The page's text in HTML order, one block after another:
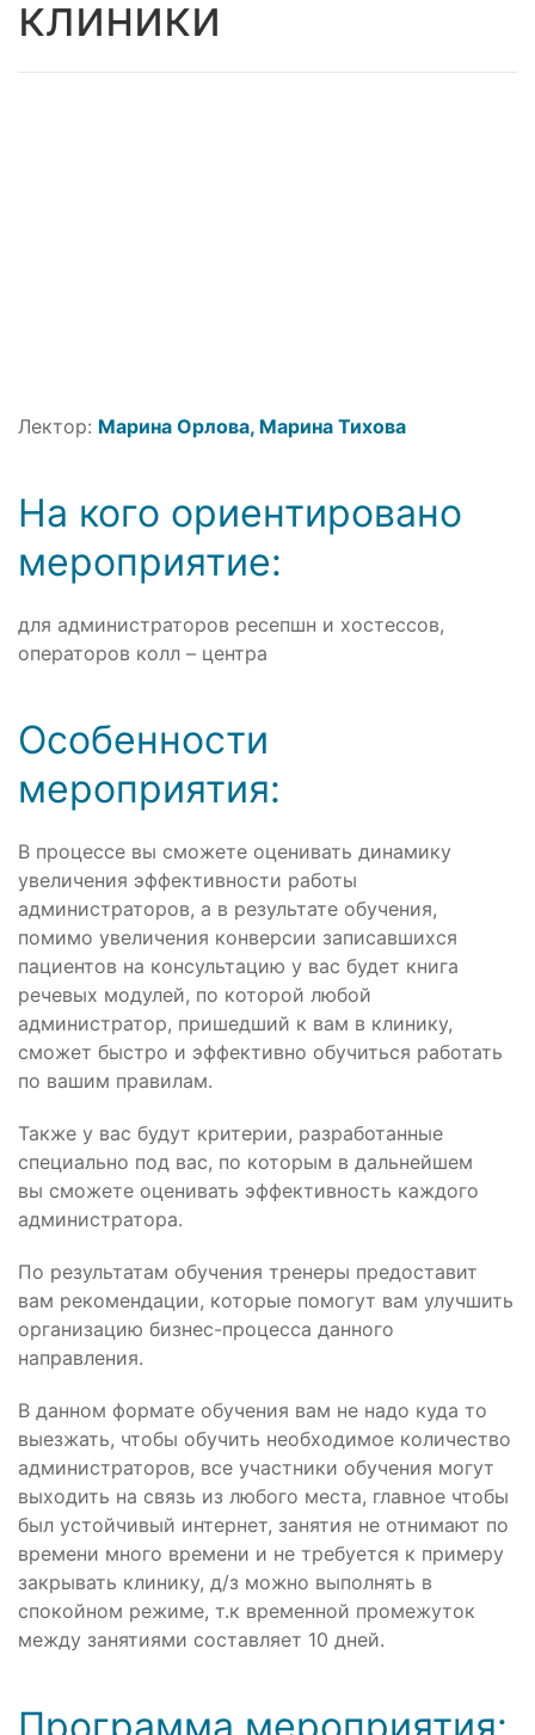
клиники
Лектор: Марина Орлова, Марина Тихова
На кого ориентировано
мероприятие:
для администраторов ресепшн и хостессов,
операторов колл – центра
Особенности
мероприятия:
В процессе вы сможете оценивать динамику
увеличения эффективности работы
администраторов, а в результате обучения,
помимо увеличения конверсии записавшихся
пациентов на консультацию у вас будет книга
речевых модулей, по которой любой
администратор, пришедший к вам в клинику,
сможет быстро и эффективно обучиться работать
по вашим правилам.
Также у вас будут критерии, разработанные
специально под вас, по которым в дальнейшем
вы сможете оценивать эффективность каждого
администратора.
По результатам обучения тренеры предоставит
вам рекомендации, которые помогут вам улучшить
организацию бизнес-процесса данного
направления.
В данном формате обучения вам не надо куда то
выезжать, чтобы обучить необходимое количество
администраторов, все участники обучения могут
выходить на связь из любого места, главное чтобы
был устойчивый интернет, занятия не отнимают по
времени много времени и не требуется к примеру
закрывать клинику, д/з можно выполнять в
спокойном режиме, т.к временной промежуток
между занятиями составляет 10 дней.